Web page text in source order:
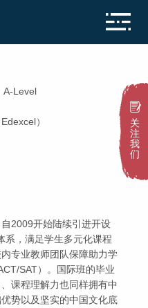
关
注
我
们
A-Level
）
2009开始陆续引进开设
系，满足学生多元化课程
专业教师团队保障助力学
SAT）。国际班的毕业
课程理解力也同样拥有中
势以及坚实的中国文化底